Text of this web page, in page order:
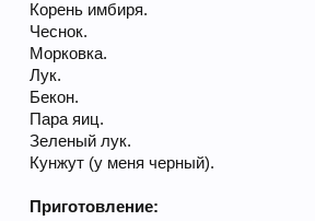
Корень имбиря.
Чеснок.
Морковка.
Лук.
Бекон.
Пара яиц.
Зеленый лук.
Кунжут (у меня черный).
Приготовление: